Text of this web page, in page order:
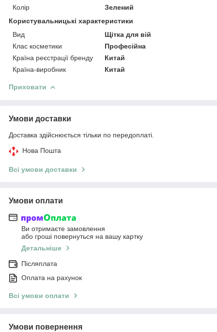
Колір
Зелений
Користувальницькі характеристики
Вид
Щітка для вій
Клас косметики
Професійна
Країна реєстрації бренду
Китай
Країна-виробник
Китай
Приховати
Умови доставки
Доставка здійснюється тільки по передоплаті.
Нова Пошта
Всі умови доставки
Умови оплати
Ви отримаєте замовлення
або гроші повернуться на вашу картку
Детальніше
Післяплата
Оплата на рахунок
Всі умови оплати
Умови повернення